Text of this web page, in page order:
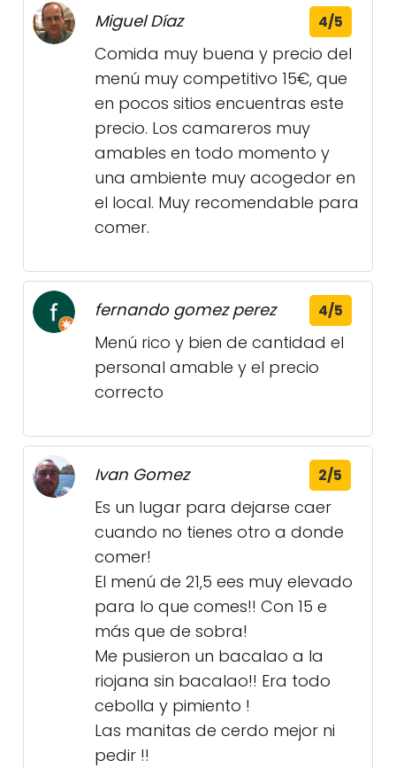
Miguel Díaz 4/5
Comida muy buena y precio del
menú muy competitivo 15€, que
en pocos sitios encuentras este
precio. Los camareros muy
amables en todo momento y
una ambiente muy acogedor en
el local. Muy recomendable para
comer.
fernando gomez perez 4/5
Menú rico y bien de cantidad el
personal amable y el precio
correcto
Ivan Gomez 2/5
Es un lugar para dejarse caer
cuando no tienes otro a donde
comer!
El menú de 21,5 ees muy elevado
para lo que comes!! Con 15 e
más que de sobra!
Me pusieron un bacalao a la
riojana sin bacalao!! Era todo
cebolla y pimiento !
Las manitas de cerdo mejor ni
pedir !!